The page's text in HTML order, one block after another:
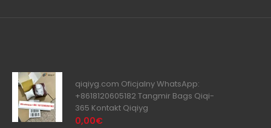
qiqiyg.com Oficjalny WhatsApp:
+8618120605182 Tangmir Bags Qiqi-
365 Kontakt Qiqiyg
0,00€